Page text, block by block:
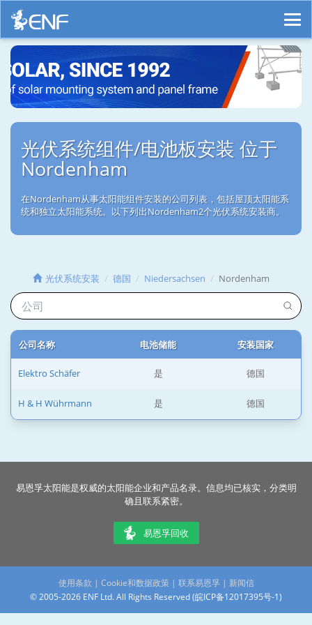
光伏系统组件/电池板安装 位于
Nordenham
在Nordenham从事太阳能组件安装的公司列表，包括屋顶太阳能系
统和独立太阳能系统。以下列出Nordenham2个光伏系统安装商。
光伏系统安装 德国 Niedersachsen Nordenham
公司名称 电池储能 安装国家
Elektro Schäfer 是 德国
H & H Wührmann 是 德国
易恩孚太阳能是权威的太阳能企业和产品名录。信息均已核实，分类明
确且联系紧密。
易恩孚回收
使用条款 | Cookie和数据政策| 联系易恩孚 | 新闻信
© 2005-2026 ENF Ltd. All Rights Reserved (皖ICP备12017395号-1)